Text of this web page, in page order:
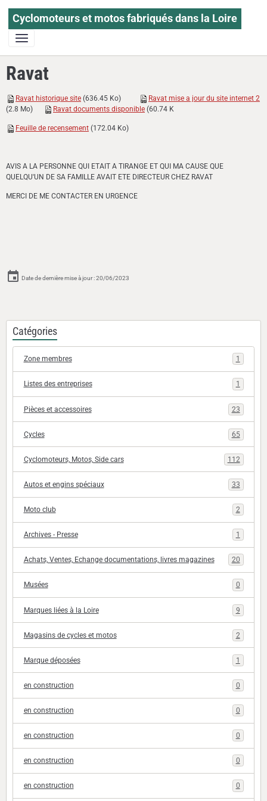
Cyclomoteurs et motos fabriqués dans la Loire
Ravat
Ravat historique site (636.45 Ko)
Ravat mise a jour du site internet 2
(2.8 Mo)
Ravat documents disponible (60.74 K
Feuille de recensement (172.04 Ko)
AVIS A LA PERSONNE QUI ETAIT A TIRANGE ET QUI MA CAUSE QUE
QUELQU'UN DE SA FAMILLE AVAIT ETE DIRECTEUR CHEZ RAVAT
MERCI DE ME CONTACTER EN URGENCE
Date de dernière mise à jour : 20/06/2023
Catégories
Zone membres 1
Listes des entreprises 1
Pièces et accessoires 23
Cycles 65
Cyclomoteurs, Motos, Side cars 112
Autos et engins spéciaux 33
Moto club 2
Archives - Presse 1
Achats, Ventes, Echange documentations, livres magazines 20
Musées 0
Marques liées à la Loire 9
Magasins de cycles et motos 2
Marque déposées 1
en construction 0
en construction 0
en construction 0
en construction 0
en construction 0